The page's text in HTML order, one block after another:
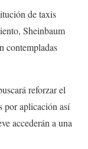
de taxis
Sheinbaum
contempladas
reforzar el
por aplicación así
accederán a una